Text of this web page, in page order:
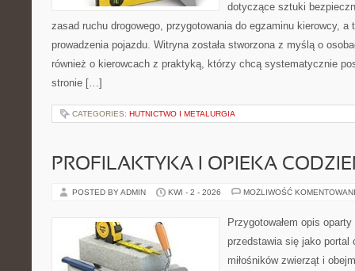
dotyczące sztuki
zasad ruchu drogowego, przygotowania do egzaminu kierowcy, a
prowadzenia pojazdu. Witryna została stworzona z myślą o
również o kierowcach z praktyką, którzy chcą systematycznie
stronie […]
CATEGORIES: HUTNICTWO I METALURGIA
PROFILAKTYKA I OPIEKA
POSTED BY ADMIN KWI - 2 - 2026 MOŻLIWOŚĆ
Przygotowałem opis
przedstawia się jako portal
miłośników zwierząt i